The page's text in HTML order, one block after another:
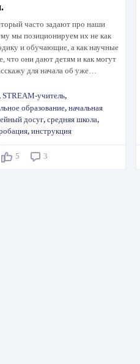
часто задают про наши
мы позиционируем их не как
и обучающие, а как научные
что они дают детям и как могут
для начала об уже…
STREAM-учитель,
образование,начальная
досуг,средняя школа,
,инструкция
5 3